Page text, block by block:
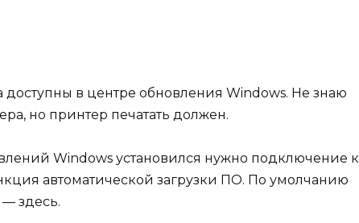
доступны в центре обновления Windows. Не знаю
но принтер печатать должен.
Windows установился нужно подключение к
автоматической загрузки ПО. По умолчанию
— здесь.